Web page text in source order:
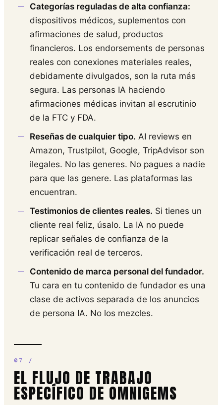
Categorías reguladas de alta confianza:
dispositivos médicos, suplementos con
afirmaciones de salud, productos
financieros. Los endorsements de personas
reales con conexiones materiales reales,
debidamente divulgados, son la ruta más
segura. Las personas IA haciendo
afirmaciones médicas invitan al escrutinio
de la FTC y FDA.
Reseñas de cualquier tipo. AI reviews en
Amazon, Trustpilot, Google, TripAdvisor son
ilegales. No las generes. No pagues a nadie
para que las genere. Las plataformas las
encuentran.
Testimonios de clientes reales. Si tienes un
cliente real feliz, úsalo. La IA no puede
replicar señales de confianza de la
verificación real de terceros.
Contenido de marca personal del fundador.
Tu cara en tu contenido de fundador es una
clase de activos separada de los anuncios
de persona IA. No los mezcles.
EL FLUJO DE TRABAJO
ESPECÍFICO DE OMNIGEMS